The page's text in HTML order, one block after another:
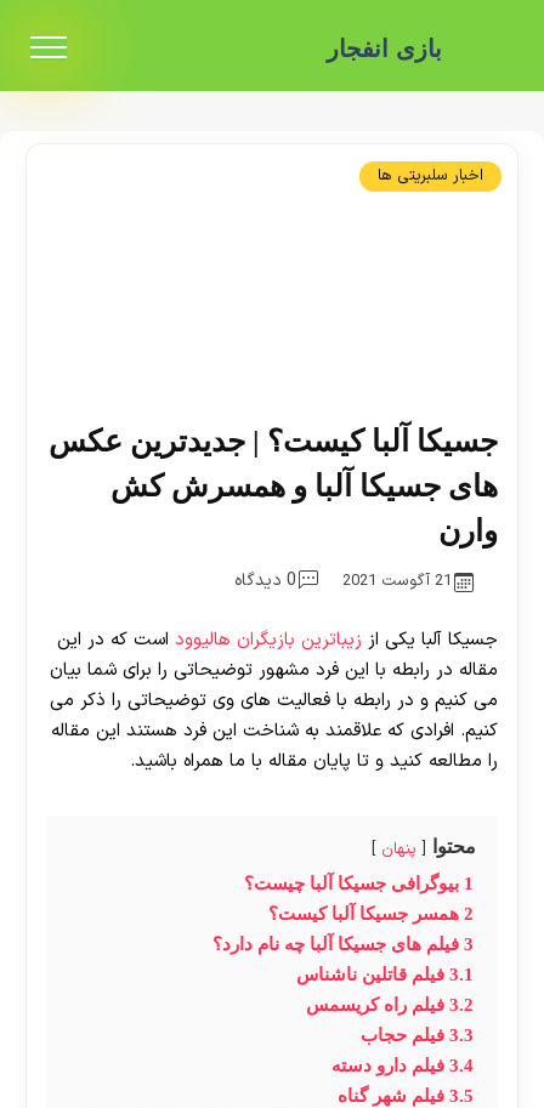
بازی انفجار
اخبار سلبریتی ها
جسیکا آلبا کیست؟ | جدیدترین عکس
های جسیکا آلبا و همسرش کش
وارن
21 آگوست 2021 0 دیدگاه
جسیکا آلبا یکی از زیباترین بازیگران هالیوود است که در این
مقاله در رابطه با این فرد مشهور توضیحاتی را برای شما بیان
می کنیم و در رابطه با فعالیت های وی توضیحاتی را ذکر می
کنیم. افرادی که علاقمند به شناخت این فرد هستند این مقاله
را مطالعه کنید و تا پایان مقاله با ما همراه باشید‌.
محتوا پنهان
1 بیوگرافی جسیکا آلبا چیست؟
2 همسر جسیکا آلبا کیست؟
3 فیلم های جسیکا آلبا چه نام دارد؟
3.1 فیلم قاتلین ناشناس
3.2 فیلم راه کریسمس
3.3 فیلم حجاب
3.4 فیلم دارو دسته
3.5 فیلم شهر گناه